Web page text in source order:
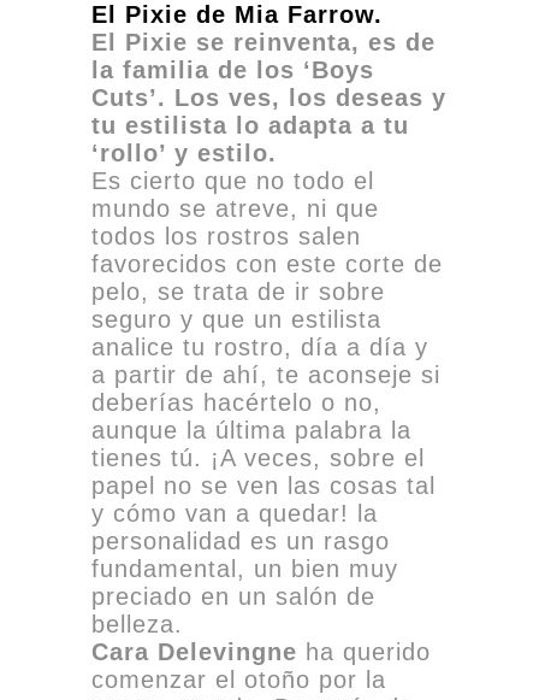
El Pixie de Mia Farrow.
El Pixie se reinventa, es de
la familia de los ‘Boys
Cuts’. Los ves, los deseas y
tu estilista lo adapta a tu
‘rollo’ y estilo.
Es cierto que no todo el
mundo se atreve, ni que
todos los rostros salen
favorecidos con este corte de
pelo, se trata de ir sobre
seguro y que un estilista
analice tu rostro, día a día y
a partir de ahí, te aconseje si
deberías hacértelo o no,
aunque la última palabra la
tienes tú. ¡A veces, sobre el
papel no se ven las cosas tal
y cómo van a quedar! la
personalidad es un rasgo
fundamental, un bien muy
preciado en un salón de
belleza.
Cara Delevingne ha querido
comenzar el otoño por la